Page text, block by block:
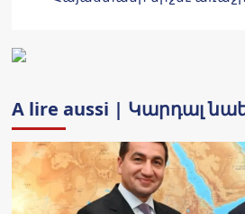
A lire aussi | Կարդալ